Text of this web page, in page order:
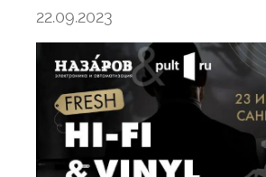
22.09.2023